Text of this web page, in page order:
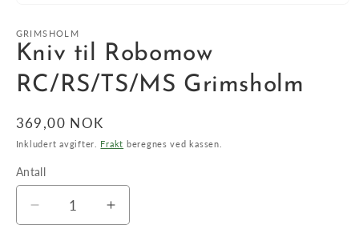
1
modal
GRIMSHOLM
Kniv til Robomow
RC/RS/TS/MS Grimsholm
Vanlig
pris
369,00 NOK
Inkludert avgifter. Frakt beregnes ved kassen.
Antall
Antall
antallet
Øk
antallet